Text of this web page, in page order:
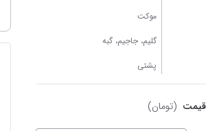
موکت
گلیم، جاجیم، گبه
پشتی
قیمت (تومان)